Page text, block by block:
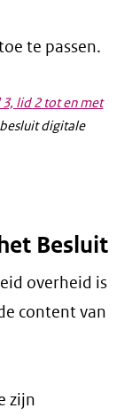
te passen.
lid 2 tot en met
digitale
Besluit
overheid is
content van
zijn